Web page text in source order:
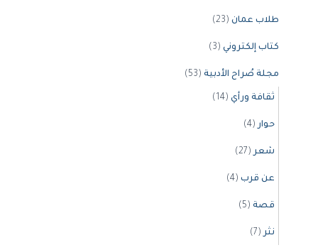
طلاب عمان (23)
كتاب إلكتروني (3)
مجلة صُراح الأدبية (53)
ثقافة ورأي (14)
حوار(4)
شعر(27)
عن قرب (4)
قصة (5)
نثر(7)